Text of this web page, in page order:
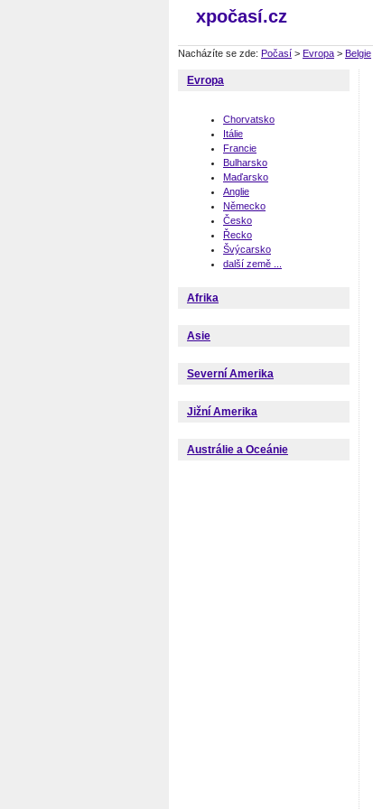
xpočasí.cz
Nacházíte se zde: Počasí > Evropa > Belgie
Evropa
Chorvatsko
Itálie
Francie
Bulharsko
Maďarsko
Anglie
Německo
Česko
Řecko
Švýcarsko
další země ...
Afrika
Asie
Severní Amerika
Jižní Amerika
Austrálie a Oceánie